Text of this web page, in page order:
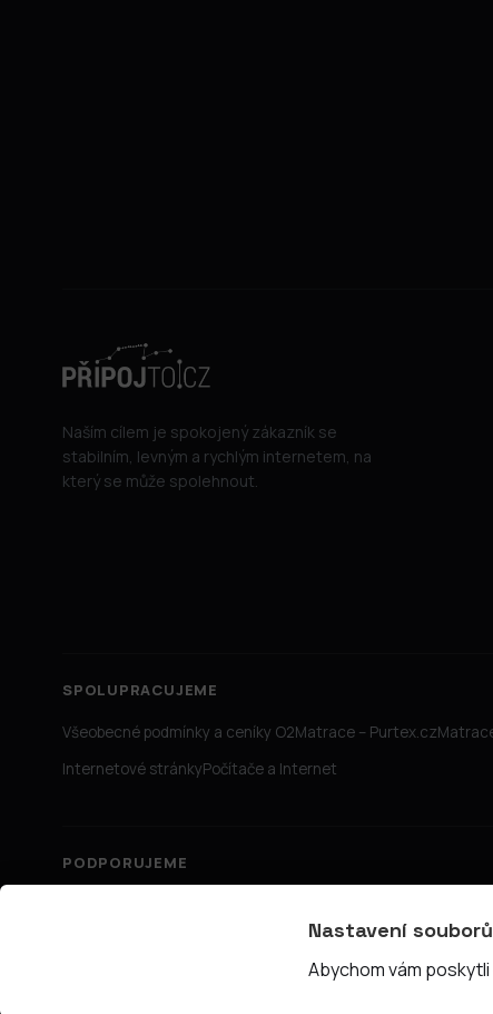
Naším cílem je spokojený zákazník se
stabilním, levným a rychlým internetem, na
který se může spolehnout.
SPOLUPRACUJEME
Všeobecné podmínky a ceníky O2Matrace – Purtex.cz
Internetové stránkyPočítače a Internet
PODPORUJEME
© 2026 PřipojTo.cz — KUBE Units s.r.o., IČ 06731465
Nastavení
Abychom vám